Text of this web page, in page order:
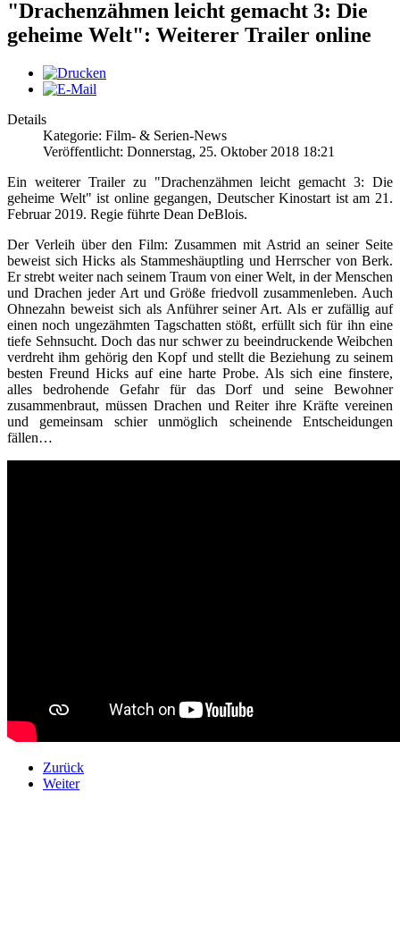
"Drachenzähmen leicht gemacht 3: Die
geheime Welt": Weiterer Trailer online
Details
Kategorie: Film- & Serien-News
Veröffentlicht: Donnerstag, 25. Oktober 2018 18:21
Ein weiterer Trailer zu "Drachenzähmen leicht gemacht 3: Die
geheime Welt" ist online gegangen, Deutscher Kinostart ist am 21.
Februar 2019. Regie führte Dean DeBlois.
Der Verleih über den Film: Zusammen mit Astrid an seiner Seite
beweist sich Hicks als Stammeshäuptling und Herrscher von Berk.
Er strebt weiter nach seinem Traum von einer Welt, in der Menschen
und Drachen jeder Art und Größe friedvoll zusammenleben. Auch
Ohnezahn beweist sich als Anführer seiner Art. Als er zufällig auf
einen noch ungezähmten Tagschatten stößt, erfüllt sich für ihn eine
tiefe Sehnsucht. Doch das nur schwer zu beeindruckende Weibchen
verdreht ihm gehörig den Kopf und stellt die Beziehung zu seinem
besten Freund Hicks auf eine harte Probe. Als sich eine finstere,
alles bedrohende Gefahr für das Dorf und seine Bewohner
zusammenbraut, müssen Drachen und Reiter ihre Kräfte vereinen
und gemeinsam schier unmöglich scheinende Entscheidungen
fällen…
Zurück
Weiter